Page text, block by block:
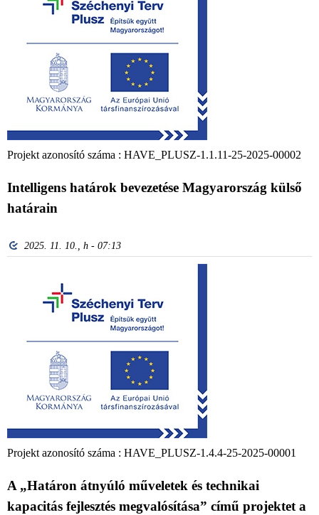
Projekt azonosító száma : HAVE_PLUSZ-1.1.11-25-2025-00002
Intelligens határok bevezetése Magyarország külső
határain
2025. 11. 10., h - 07:13
Projekt azonosító száma : HAVE_PLUSZ-1.4.4-25-2025-00001
A „Határon átnyúló műveletek és technikai
kapacitás fejlesztés megvalósítása” című projektet a